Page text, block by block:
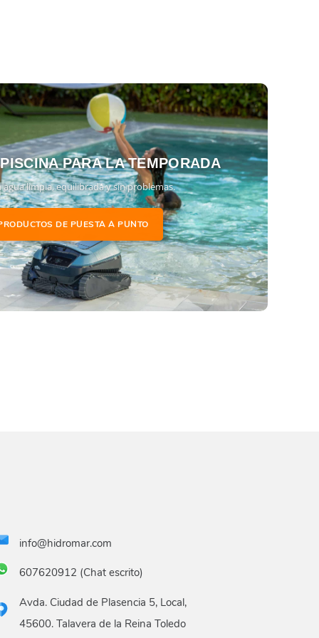
PARA LA TEMPORADA
agua limpia, equilibrada y sin problemas.
DE PUESTA A PUNTO
info@hidromar.com
607620912 (Chat escrito)
Avda. Ciudad de Plasencia 5, Local,
45600. Talavera de la Reina Toledo